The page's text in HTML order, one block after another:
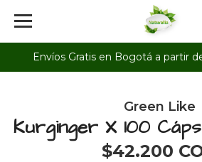
Envíos Gratis en Bogotá a partir
Green Like
Kurginger X 100
$42.200